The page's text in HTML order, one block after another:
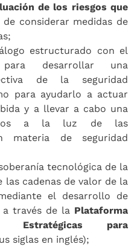
de los riesgos que
considerar medidas de
estructurado con el
desarrollar una
de la seguridad
para ayudarlo a actuar
y a llevar a cabo una
a la luz de las
materia de seguridad
tecnológica de la
las cadenas de valor de la
el desarrollo de
través de la Plataforma
Estratégicas para
siglas en inglés);